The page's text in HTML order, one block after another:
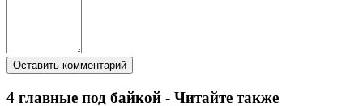
4 главные под байкой - Читайте также